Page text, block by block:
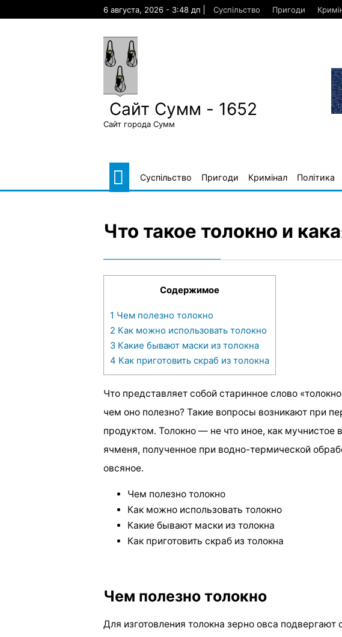
6 августа, 2026 - 3:48 дп Суспільство Пригоди
Сайт Сумм - 1652
Сайт города Сумм
Суспільство Пригоди Кримінал Політика
Что такое толокно и
Содержимое
1 Чем полезно толокно
2 Как можно использовать толокно
3 Какие бывают маски из толокна
4 Как приготовить скраб из толокна
Что представляет собой старинное слово
чем оно полезно? Такие вопросы возникают при
продуктом. Толокно — не что иное, как мучнистое
ячменя, полученное при водно-термической
овсяное.
Чем полезно толокно
Как можно использовать толокно
Какие бывают маски из толокна
Как приготовить скраб из толокна
Чем полезно толокно
Для изготовления толокна зерно овса